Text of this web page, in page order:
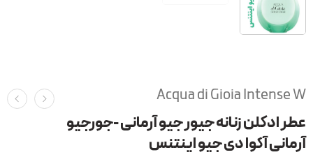
Acqua di Gioia Intense W
عطر ادکلن زنانه جیور جیو آرمانی -جورجیو
آرمانی آکوا دی جیو اینتنس